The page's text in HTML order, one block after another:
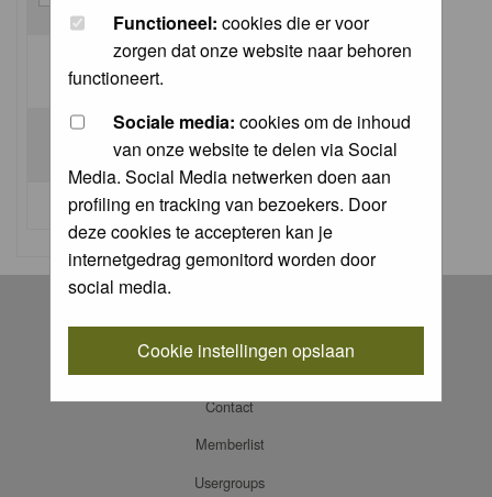
Functioneel: cookies die er voor
zorgen dat onze website naar behoren
functioneert.
Sociale media: cookies om de inhoud
van onze website te delen via Social
Media. Social Media netwerken doen aan
profiling en tracking van bezoekers. Door
deze cookies te accepteren kan je
internetgedrag gemonitord worden door
social media.
Cookie instellingen opslaan
Log me on automatically each visit:
I forgot my password
Log in
Contact
Memberlist
Usergroups